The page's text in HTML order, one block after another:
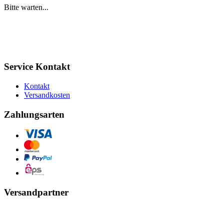
Bitte warten...
Service Kontakt
Kontakt
Versandkosten
Zahlungsarten
Versandpartner